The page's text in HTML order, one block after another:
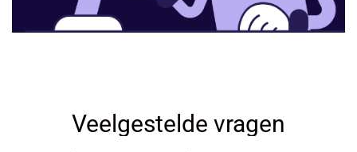
Veelgestelde vragen